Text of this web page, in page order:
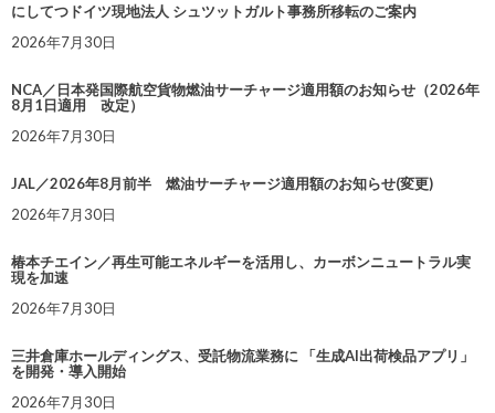
にしてつドイツ現地法人 シュツットガルト事務所移転のご案内
2026年7月30日
NCA／日本発国際航空貨物燃油サーチャージ適用額のお知らせ（2026年
8月1日適用 改定）
2026年7月30日
JAL／2026年8月前半 燃油サーチャージ適用額のお知らせ(変更)
2026年7月30日
椿本チエイン／再生可能エネルギーを活用し、カーボンニュートラル実
現を加速
2026年7月30日
三井倉庫ホールディングス、受託物流業務に 「生成AI出荷検品アプリ」
を開発・導入開始
2026年7月30日